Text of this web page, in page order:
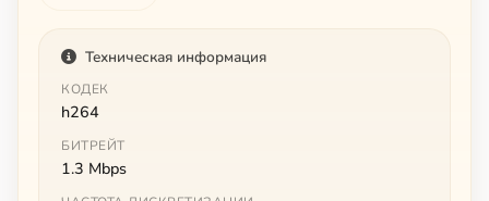
Техническая информация
КОДЕК
h264
БИТРЕЙТ
1.3 Mbps